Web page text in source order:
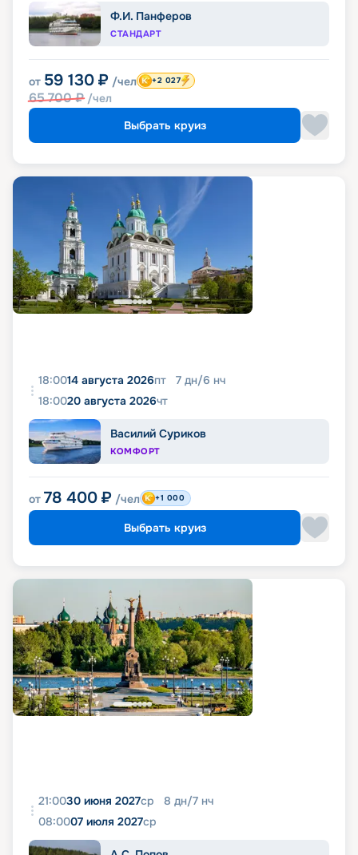
Ф.И. Панферов
СТАНДАРТ
от 59 130 ₽ /чел
65 700₽ /чел
+2 027
Выбрать круиз
18:0014 августа 2026пт 7 дн/6 нч
18:0020 августа 2026чт
Василий Суриков
КОМФОРТ
от 78 400 ₽ /чел +1 000
Выбрать круиз
21:0030 июня 2027ср 8 дн/7 нч
08:0007 июля 2027ср